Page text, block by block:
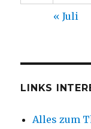
« Juli
LINKS
Alles zum